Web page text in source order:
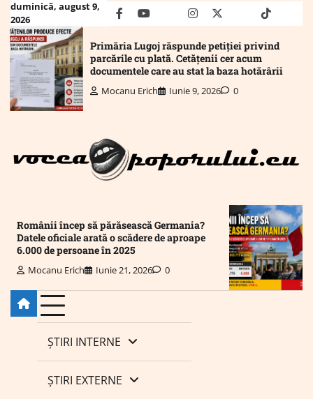
Skip
content
duminică, august 9,
2026
facebookyoutubeMailinstagram
twitter truthtiktok
Primăria Lugoj răspunde petiției privind
parcările cu plată. Cetățenii cer acum
documentele care au stat la baza hotărârii
Mocanu Erich Iunie 9, 2026 0
Românii încep să părăsească Germania?
Datele oficiale arată o scădere de aproape
6.000 de persoane în 2025
Mocanu Erich Iunie 21, 2026 0
ȘTIRI INTERNE
ȘTIRI EXTERNE